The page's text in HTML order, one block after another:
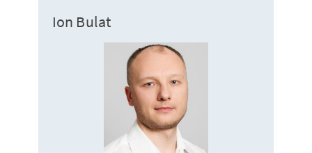
Ion Bulat